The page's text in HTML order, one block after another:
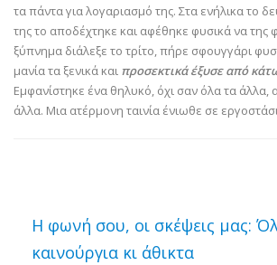
τα πάντα για λογαριασμό της. Στα ενήλικα το
της το αποδέχτηκε και αφέθηκε φυσικά να της
ξύπνημα διάλεξε το τρίτο, πήρε σφουγγάρι
μανία τα ξενικά και προσεκτικά έξυσε από
Εμφανίστηκε ένα θηλυκό, όχι σαν όλα τα άλλα,
άλλα. Μια ατέρμονη ταινία ένιωθε σε
Η φωνή σου, οι σκέψεις μας:
καινούργια κι άθικτα